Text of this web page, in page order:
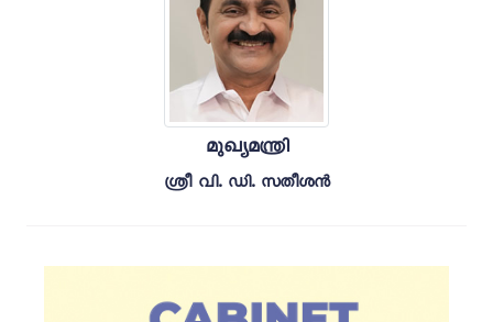
മുഖ്യമന്ത്രി
ശ്രീ വി. ഡി. സതീശൻ